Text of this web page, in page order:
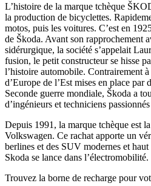
L’histoire de la marque tchèque
la production de bicyclettes.
motos, puis les voitures. C’est en
de Škoda. Avant son rapprochement
sidérurgique, la société s’appelait
fusion, le petit constructeur se hisse
l’histoire automobile. Contrairement
d’Europe de l’Est mises en place par
Seconde guerre mondiale, Škoda a
d’ingénieurs et techniciens
Depuis 1991, la marque tchèque est
Volkswagen. Ce rachat apporte un
berlines et des SUV modernes et
Skoda se lance dans l’électromobilité.
Trouvez la borne de recharge pour